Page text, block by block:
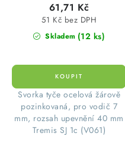
Skladem (12 ks)
51 Kč bez DPH
61,71 Kč
Svorka tyče ocelová žárově
pozinkovaná, pro vodič 7
mm, rozsah upevnění 40 mm
Tremis SJ 1c (V061)